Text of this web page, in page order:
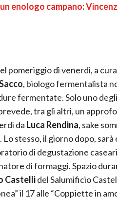
enologo campano:
pomeriggio di venerdì, a
, biologo fermentalista
fermentate. Solo uno
tra gli altri, un
da Luca Rendina, sake
stesso, il giorno dopo,
di degustazione
di formaggi. Spazio
Castellidel Salumificio
il 17 alle “Coppiette in